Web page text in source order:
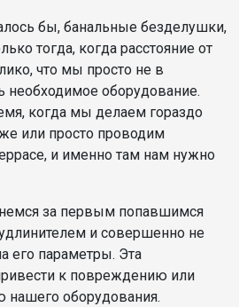
бы, банальные безделушки,
тогда, когда расстояние от
что мы просто не в
необходимое оборудование.
когда мы делаем гораздо
или просто проводим
и именно там нам нужно
за первым попавшимся
и совершенно не
его параметры. Эта
к повреждению или
нашего оборудования.